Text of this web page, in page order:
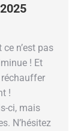
n’est pas
! Et
!
ci, mais
N’hésitez